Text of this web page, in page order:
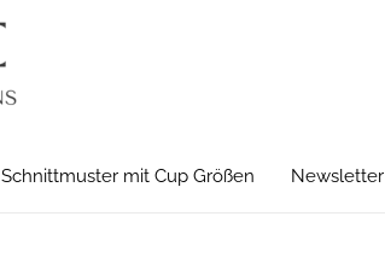
Schnittmuster mit Cup Größen Newsletter